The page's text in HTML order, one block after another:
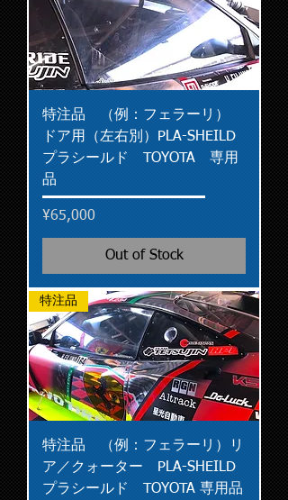
特注品 （例：フェラーリ）
ドア用（左右別）PLA-SHEILD
プラシールド TOYOTA 専用
品
Price
¥65,000
Out of Stock
特注品
特注品 （例：フェラーリ）リ
ア／クォーター PLA-SHEILD
プラシールド TOYOTA 専用品